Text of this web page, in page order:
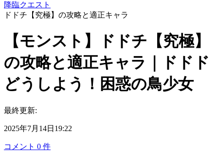
降臨クエスト
ドドチ【究極】の攻略と適正キャラ
【モンスト】ドドチ【究極】
の攻略と適正キャラ｜ドドド
どうしよう！困惑の鳥少女
最終更新:
2025年7月14日19:22
コメント 0 件